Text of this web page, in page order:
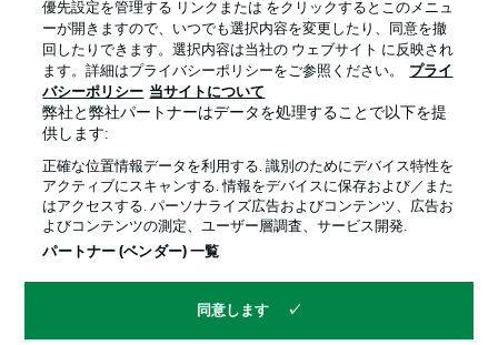
BUNDESLIGA APP
Official Partners
優先設定を管理する リンクまたは をクリックするとこのメニュ
ーが開きますので、いつでも選択内容を変更したり、同意を撤
回したりできます。選択内容は当社の ウェブサイト に反映され
ます。詳細はプライバシーポリシーをご参照ください。
プライ
バシーポリシー 当サイトについて
弊社と弊社パートナーはデータを処理することで以下を提
供します:
正確な位置情報データを利用する. 識別のためにデバイス特性を
アクティブにスキャンする. 情報をデバイスに保存および／また
はアクセスする. パーソナライズ広告およびコンテンツ、広告お
よびコンテンツの測定、ユーザー層調査、サービス開発.
パートナー (ベンダー) 一覧
同意します